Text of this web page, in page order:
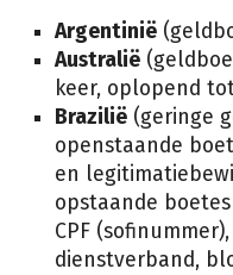
Argentinië
Australië
keer, oplopend
Brazilië (geringe
openstaande
en
opstaande
CPF
dienstverband,